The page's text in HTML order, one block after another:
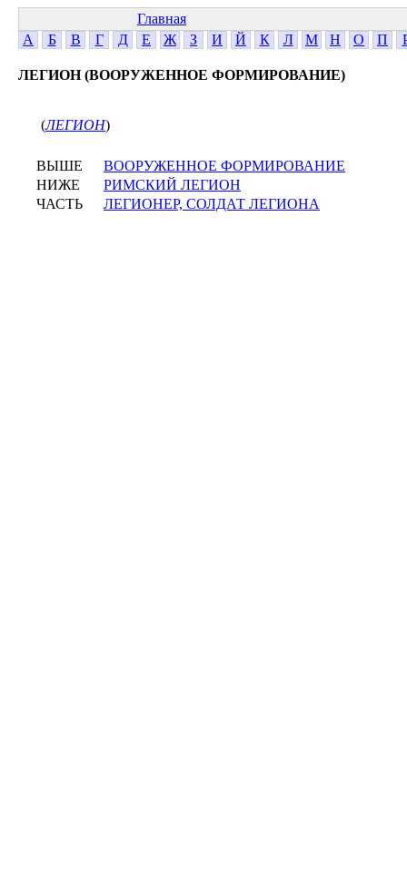
Главная
А
Б В Г Д Е Ж З И Й К Л М Н О П
ЛЕГИОН (ВООРУЖЕННОЕ ФОРМИРОВАНИЕ)
(ЛЕГИОН)
ВЫШЕ
ВООРУЖЕННОЕ ФОРМИРОВАНИЕ
НИЖЕ
РИМСКИЙ ЛЕГИОН
ЧАСТЬ
ЛЕГИОНЕР, СОЛДАТ ЛЕГИОНА